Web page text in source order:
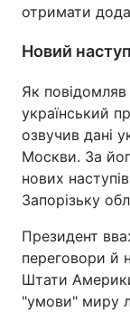
отримати
Новий наступ
Як
український
озвучив дані
Москви. За
нових
Запорізьку
Президент
переговори й
Штати Америки
"умови" миру